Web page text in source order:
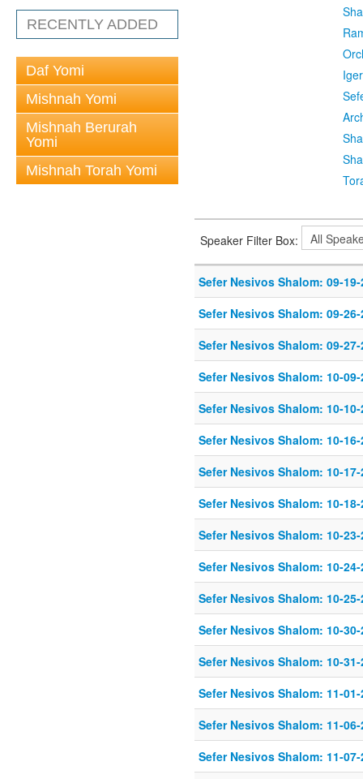
RECENTLY ADDED
Daf Yomi
Mishnah Yomi
Mishnah Berurah
Yomi
Mishnah Torah Yomi
Speaker Filter Box:
Sefer Nesivos Shalom: 09-19-
Sefer Nesivos Shalom: 09-26-
Sefer Nesivos Shalom: 09-27-
Sefer Nesivos Shalom: 10-09-
Sefer Nesivos Shalom: 10-10-
Sefer Nesivos Shalom: 10-16-
Sefer Nesivos Shalom: 10-17-
Sefer Nesivos Shalom: 10-18-
Sefer Nesivos Shalom: 10-23-
Sefer Nesivos Shalom: 10-24-
Sefer Nesivos Shalom: 10-25-
Sefer Nesivos Shalom: 10-30-
Sefer Nesivos Shalom: 10-31-
Sefer Nesivos Shalom: 11-01-
Sefer Nesivos Shalom: 11-06-
Sefer Nesivos Shalom: 11-07-